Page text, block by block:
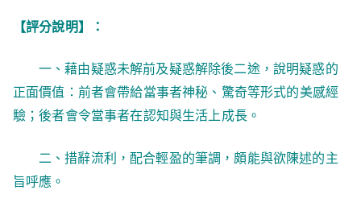
【評分說明】：
一、藉由疑惑未解前及疑惑解除後二途，說明疑惑的
正面價值：前者會帶給當事者神秘、驚奇等形式的美感經
驗；後者會令當事者在認知與生活上成長。
二、措辭流利，配合輕盈的筆調，頗能與欲陳述的主
旨呼應。